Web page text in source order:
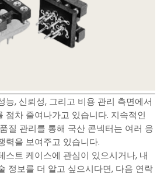
능, 신뢰성, 그리고 비용 관리 측면에서
점차 줄여나가고 있습니다. 지속적인
질 관리를 통해 국산 콘넥터는 여러 응
력을 보여주고 있습니다.
스트 케이스에 관심이 있으시거나, 내
정보를 더 알고 싶으시다면, 다음 연락